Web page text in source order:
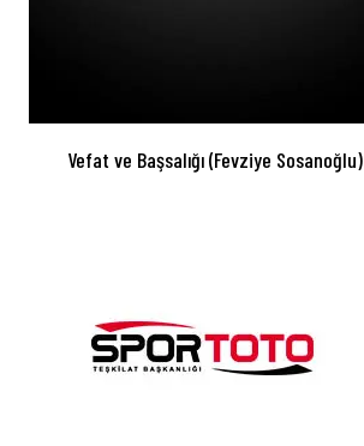
Vefat ve Başsalığı (Fevziye Sosanoğlu)